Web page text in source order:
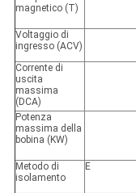
magnetico (T)
Voltaggio di
ingresso (ACV)
Corrente di
uscita
massima
(DCA)
Potenza
massima della
bobina (KW)
Metodo di
isolamento
E